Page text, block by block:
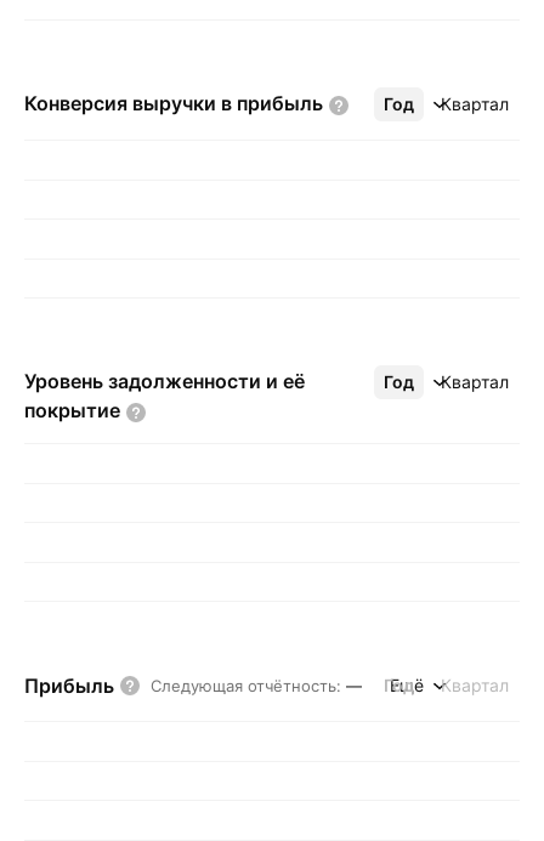
Конверсия выручки в прибыль Год Квартал
Ещё
Уровень задолженности и её
покрытие
Год Квартал
Ещё
Прибыль Следующая отчётность: — Год Квартал
Ещё